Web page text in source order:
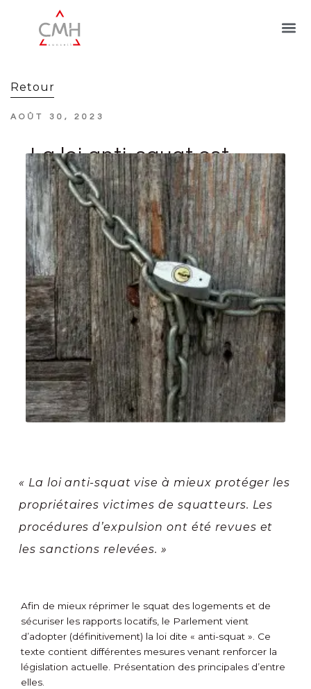
Retour
AOÛT 30, 2023
La loi anti-squat est
définitivement
adoptée !
« La loi anti-squat vise à mieux protéger les
propriétaires victimes de squatteurs. Les
procédures d’expulsion ont été revues et
les sanctions relevées. »
Afin de mieux réprimer le squat des logements et de
sécuriser les rapports locatifs, le Parlement vient
d’adopter (définitivement) la loi dite « anti-squat ». Ce
texte contient différentes mesures venant renforcer la
législation actuelle. Présentation des principales d’entre
elles.